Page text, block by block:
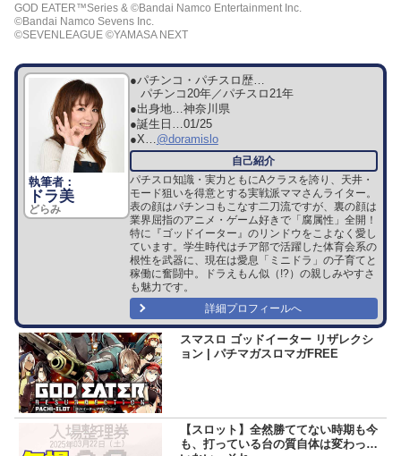
GOD EATER™Series & ©Bandai Namco Entertainment Inc.
©Bandai Namco Sevens Inc.
©SEVENLEAGUE ©YAMASA NEXT
ドラ美
どらみ
●パチンコ・パチスロ歴…
パチンコ20年／パチスロ21年
●出身地… 神奈川県
●誕生日… 01/25
●X… @doramislo
パチスロ知識・実力ともにAクラスを誇り、天井・
モード狙いを得意とする実戦派ママさんライター。
表の顔はパチンコもこなす二刀流ですが、裏の顔は
業界屈指のアニメ・ゲーム好きで「腐属性」全開！
特に『ゴッドイーター』のリンドウをこよなく愛し
ています。学生時代はチア部で活躍した体育会系の
根性を武器に、現在は愛息「ミニドラ」の子育てと
稼働に奮闘中。ドラえもん似（!?）の親しみやすさ
も魅力です。
詳細プロフィールへ
スマスロ ゴッドイーター リザレクシ
ョン | パチマガスロマガFREE
【スロット】全然勝ててない時期も今
も、打っている台の質自体は変わって